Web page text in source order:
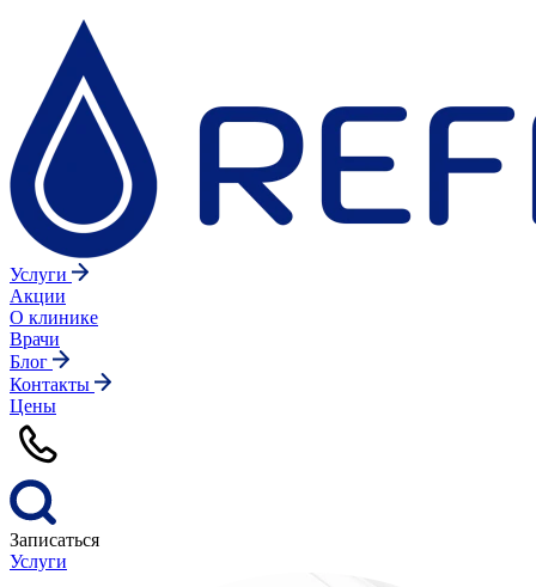
Услуги
Акции
О клинике
Врачи
Блог
Контакты
Цены
Записаться
Услуги